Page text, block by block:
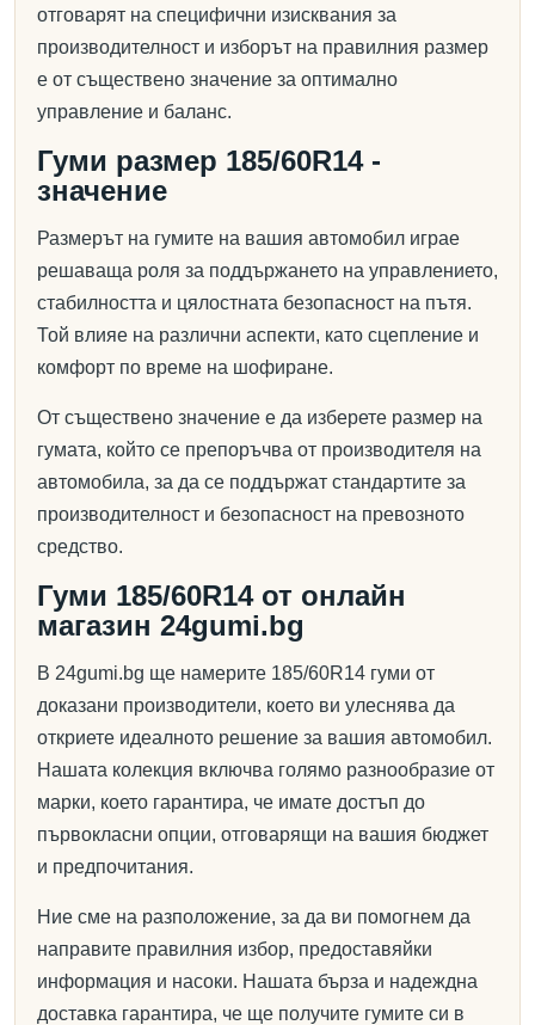
отговарят на специфични изисквания за
производителност и изборът на правилния размер
е от съществено значение за оптимално
управление и баланс.
Гуми размер 185/60R14 -
значение
Размерът на гумите на вашия автомобил играе
решаваща роля за поддържането на управлението,
стабилността и цялостната безопасност на пътя.
Той влияе на различни аспекти, като сцепление и
комфорт по време на шофиране.
От съществено значение е да изберете размер на
гумата, който се препоръчва от производителя на
автомобила, за да се поддържат стандартите за
производителност и безопасност на превозното
средство.
Гуми 185/60R14 от онлайн
магазин 24gumi.bg
В 24gumi.bg ще намерите 185/60R14 гуми от
доказани производители, което ви улеснява да
откриете идеалното решение за вашия автомобил.
Нашата колекция включва голямо разнообразие от
марки, което гарантира, че имате достъп до
първокласни опции, отговарящи на вашия бюджет
и предпочитания.
Ние сме на разположение, за да ви помогнем да
направите правилния избор, предоставяйки
информация и насоки. Нашата бърза и надеждна
доставка гарантира, че ще получите гумите си в